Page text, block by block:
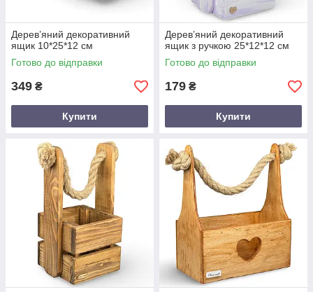
Дерев’яний декоративний
ящик 10*25*12 см
Готово до відправки
349 ₴
Купити
Дерев’яний декоративний
ящик з ручкою 25*12*12 см
Готово до відправки
179 ₴
Купити